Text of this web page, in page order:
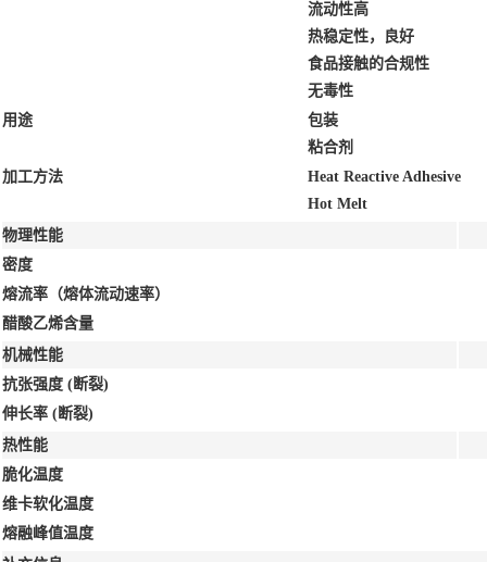
流动性高
热稳定性，良好
食品接触的合规性
无毒性
用途
包装
粘合剂
加工方法
Heat Reactive Adhesive
Hot Melt
物理性能
密度
熔流率（熔体流动速率）
醋酸乙烯含量
机械性能
抗张强度 (断裂)
伸长率 (断裂)
热性能
脆化温度
维卡软化温度
熔融峰值温度